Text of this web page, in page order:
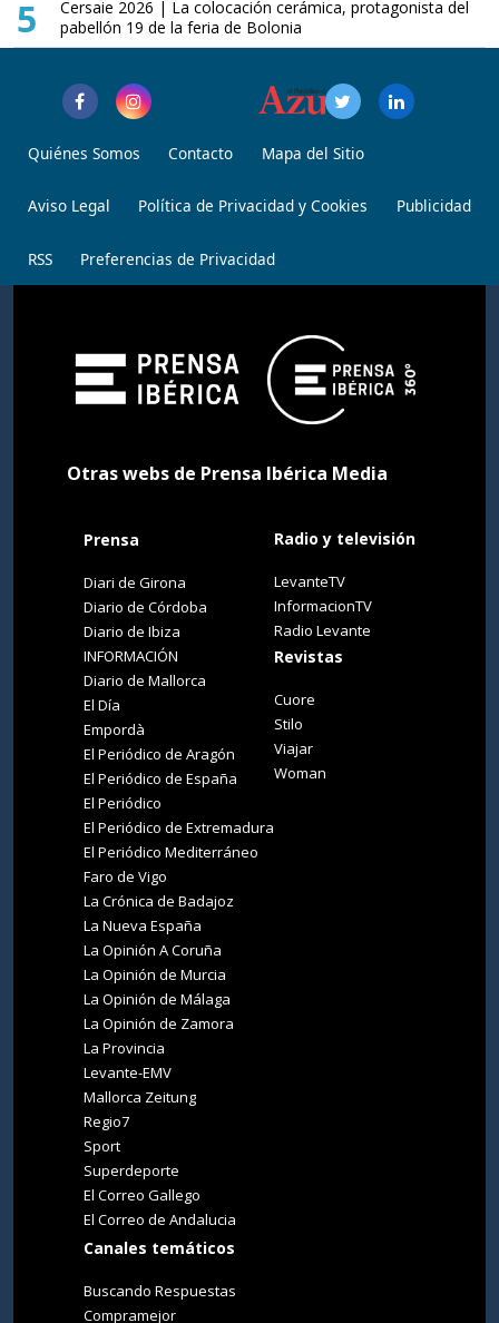
5
Cersaie 2026 | La colocación cerámica, protagonista del
pabellón 19 de la feria de Bolonia
Quiénes Somos Contacto Mapa del Sitio
Aviso Legal Política de Privacidad y Cookies Publicidad
RSS Preferencias de Privacidad
Otras webs de Prensa Ibérica Media
Prensa
Diari de Girona
Diario de Córdoba
Diario de Ibiza
INFORMACIÓN
Diario de Mallorca
El Día
Empordà
El Periódico de Aragón
El Periódico de España
El Periódico
El Periódico de Extremadura
El Periódico Mediterráneo
Faro de Vigo
La Crónica de Badajoz
La Nueva España
La Opinión A Coruña
La Opinión de Murcia
La Opinión de Málaga
La Opinión de Zamora
La Provincia
Levante-EMV
Mallorca Zeitung
Regio7
Sport
Superdeporte
El Correo Gallego
El Correo de Andalucia
Canales temáticos
Buscando Respuestas
Compramejor
Radio y televisión
LevanteTV
InformacionTV
Radio Levante
Revistas
Cuore
Stilo
Viajar
Woman